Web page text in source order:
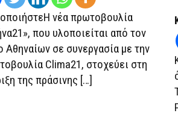
νέα πρωτοβουλία
που υλοποιείται από τον
Αθηναίων σε συνεργασία με την
Clima21, στοχεύει στη
της πράσινης […]